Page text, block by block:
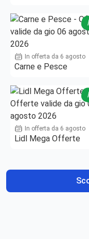
In offerta da 6 agosto
Carne e Pesce
In offerta da 6 agosto
Lidl Mega Offerte